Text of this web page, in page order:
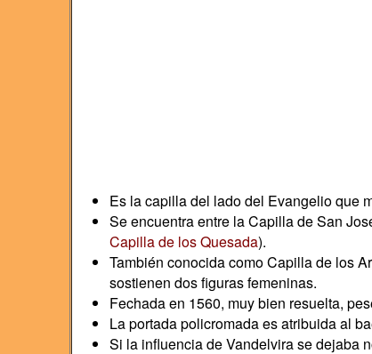
Es la capilla del lado del Evangelio que
Se encuentra entre la Capilla de San
Capilla de los Quesada).
También conocida como Capilla de los
sostienen dos figuras femeninas.
Fechada en 1560, muy bien resuelta,
La portada policromada es atribuida al
Si la influencia de Vandelvira se dejaba